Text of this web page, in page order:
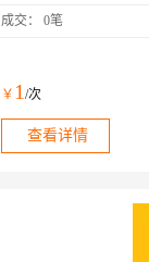
案】
成交： 0笔
￥ 1 /次
查看详情